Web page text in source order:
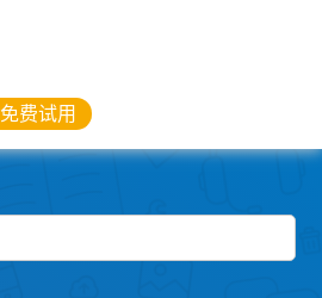
免费试用